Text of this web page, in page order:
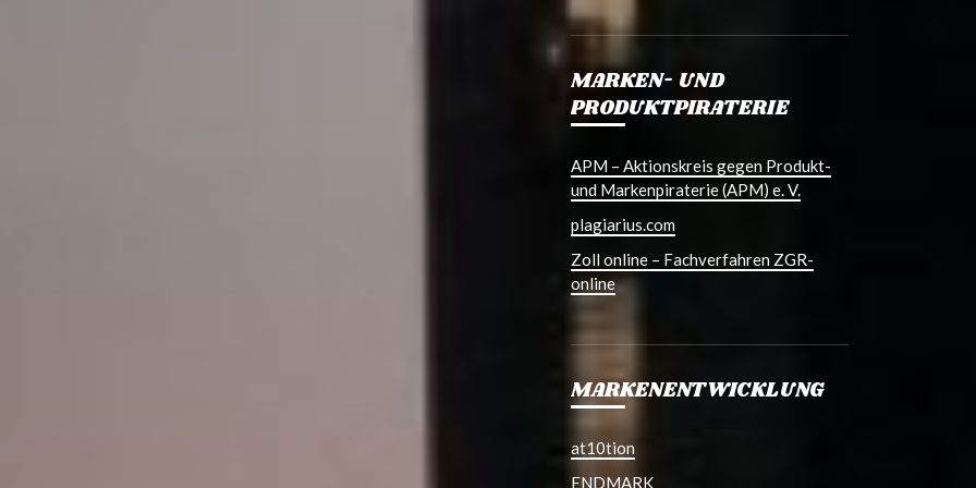
MARKEN- UND
PRODUKTPIRATERIE
APM – Aktionskreis gegen Produkt-
und Markenpiraterie (APM) e. V.
plagiarius.com
Zoll online – Fachverfahren ZGR-
online
MARKENENTWICKLUNG
at10tion
ENDMARK